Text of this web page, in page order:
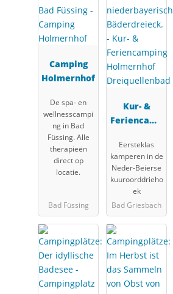
Camping
Holmernhof
De spa- en
wellnesscampi
ng in Bad
Füssing. Alle
therapieën
direct op
locatie.
Bad Füssing
Kur- &
Feriencamp
Holmernhof
Dreiquellen
bad
Eersteklas
kamperen in de
Neder-Beierse
kuuroorddrieho
ek
Bad Griesbach